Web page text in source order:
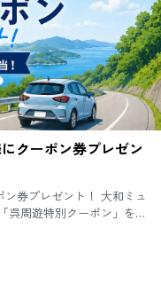
クーポン券プレゼン
券プレゼント！ 大和ミュ
呉周遊特別クーポン」をご